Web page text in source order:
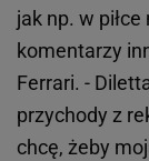
jak np. w
komentarzy
Ferrari. -
przychody z
chcę, żeby